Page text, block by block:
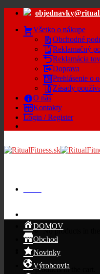
Skip
content
Všetko o nákupe
Obchodné
Reklamačný
Reklamácia
Doprava
Prehlásenie o
Zásady
O nás
Kontakty
Login / Register
No products in the
Cart
No products in the cart.
DOMOV
Obchod
Novinky
Výrobcovia